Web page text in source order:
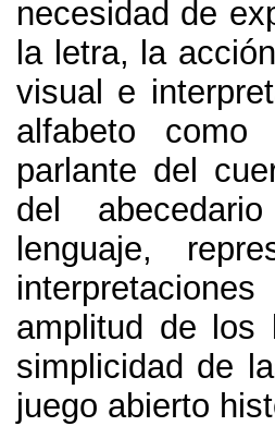
necesidad de
la letra, la
visual e
alfabeto
parlante del
del
lenguaje,
amplitud de los
simplicidad de
juego abierto